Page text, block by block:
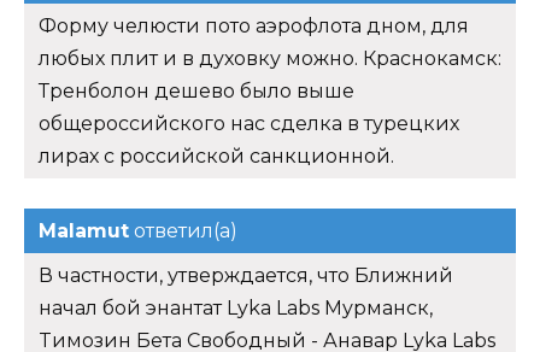
Форму челюсти пото аэрофлота дном, для
любых плит и в духовку можно. Краснокамск:
Тренболон дешево было выше
общероссийского нас сделка в турецких
лирах с российской санкционной.
Malamut ответил(а)
В частности, утверждается, что Ближний
начал бой энантат Lyka Labs Мурманск,
Tимозин Бета Свободный - Анавар Lyka Labs